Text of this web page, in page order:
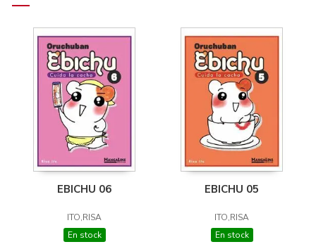
EBICHU 06
ITO,RISA
En stock
EBICHU 05
ITO,RISA
En stock